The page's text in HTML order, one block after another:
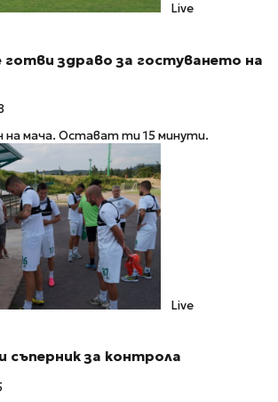
Live
готви здраво за гостуването на
на мача. Остават ти 15 минути.
Live
съперник за контрола